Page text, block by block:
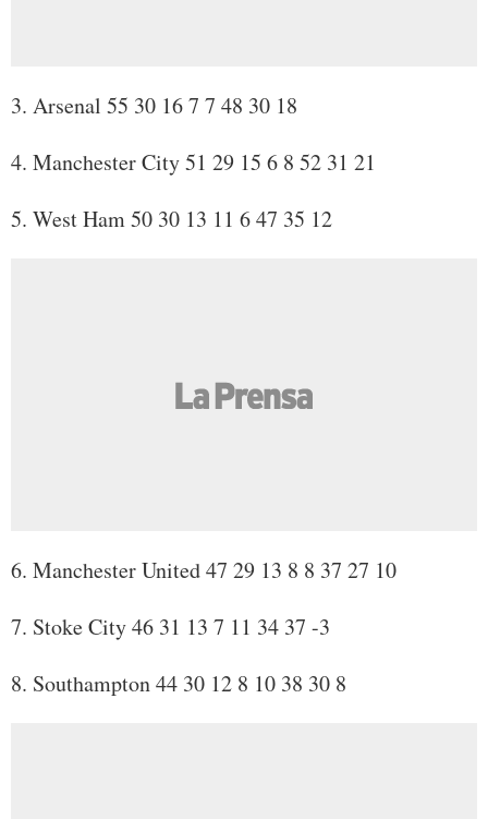
3. Arsenal 55 30 16 7 7 48 30 18
4. Manchester City 51 29 15 6 8 52 31 21
5. West Ham 50 30 13 11 6 47 35 12
6. Manchester United 47 29 13 8 8 37 27 10
7. Stoke City 46 31 13 7 11 34 37 -3
8. Southampton 44 30 12 8 10 38 30 8